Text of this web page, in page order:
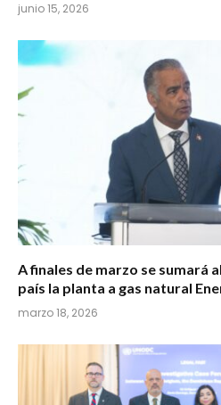
junio 15, 2026
A finales de marzo se sumará
país la planta a gas natural
marzo 18, 2026